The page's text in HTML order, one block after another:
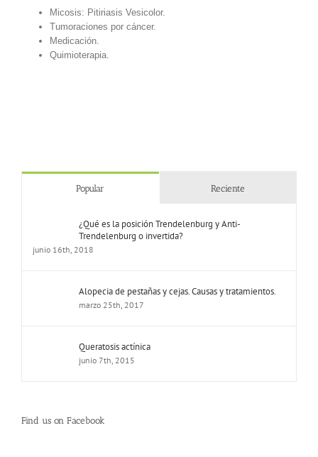
Micosis: Pitiriasis Vesicolor.
Tumoraciones por cáncer.
Medicación.
Quimioterapia.
Popular Reciente
¿Qué es la posición Trendelenburg y Anti-
Trendelenburg o invertida?
junio 16th, 2018
Alopecia de pestañas y cejas. Causas y tratamientos.
marzo 25th, 2017
Queratosis actínica
junio 7th, 2015
Find us on Facebook